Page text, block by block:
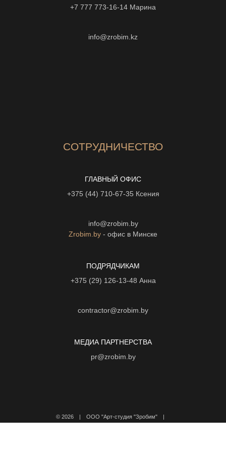
+7 777 773-16-14 Марина
info@zrobim.kz
СОТРУДНИЧЕСТВО
ГЛАВНЫЙ ОФИС
+375 (44) 710-67-35 Ксения
info@zrobim.by
Zrobim.by - офис в Минске
ПОДРЯДЧИКАМ
+375 (29) 126-13-48 Анна
contractor@zrobim.by
МЕДИА ПАРТНЕРСТВА
pr@zrobim.by
© 2026 | ООО "Арт-студия "Зробим" |